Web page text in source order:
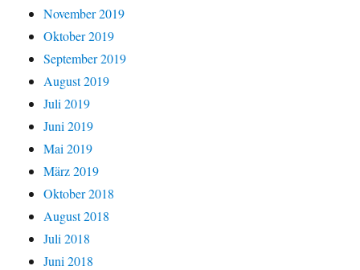
November 2019
Oktober 2019
September 2019
August 2019
Juli 2019
Juni 2019
Mai 2019
März 2019
Oktober 2018
August 2018
Juli 2018
Juni 2018